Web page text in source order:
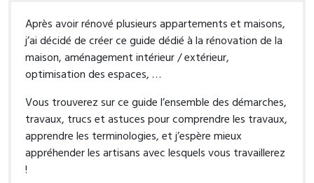
Après avoir rénové plusieurs appartements et maisons,
j’ai décidé de créer ce guide dédié à la rénovation de la
maison, aménagement intérieur / extérieur,
optimisation des espaces, …
Vous trouverez sur ce guide l’ensemble des démarches,
travaux, trucs et astuces pour comprendre les travaux,
apprendre les terminologies, et j’espère mieux
appréhender les artisans avec lesquels vous travaillerez
!